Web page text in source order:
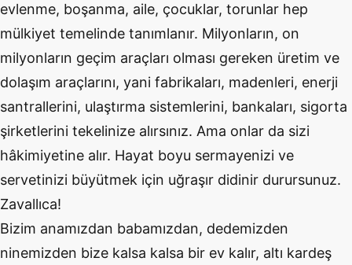
evlenme, boşanma, aile, çocuklar, torunlar hep
mülkiyet temelinde tanımlanır. Milyonların, on
milyonların geçim araçları olması gereken üretim ve
dolaşım araçlarını, yani fabrikaları, madenleri, enerji
santrallerini, ulaştırma sistemlerini, bankaları, sigorta
şirketlerini tekelinize alırsınız. Ama onlar da sizi
hâkimiyetine alır. Hayat boyu sermayenizi ve
servetinizi büyütmek için uğraşır didinir durursunuz.
Zavallıca!
Bizim anamızdan babamızdan, dedemizden
ninemizden bize kalsa kalsa bir ev kalır, altı kardeş